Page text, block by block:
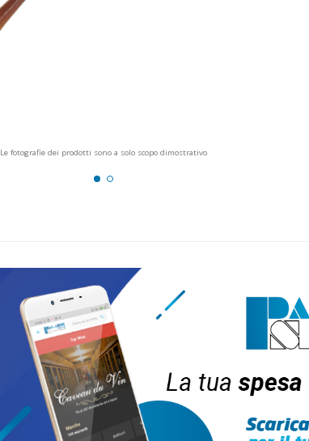
Le fotografie dei prodotti sono a solo scopo dimostrativo